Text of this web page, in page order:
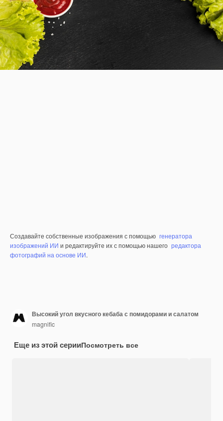
Создавайте собственные изображения с помощью генератора
изображений ИИ и редактируйте их с помощью нашего редактора
фотографий на основе ИИ.
Высокий угол вкусного кебаба с помидорами и салатом
magnific
Еще из этой серииПосмотреть все